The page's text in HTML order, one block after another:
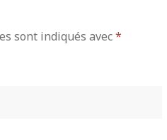
sont indiqués avec*